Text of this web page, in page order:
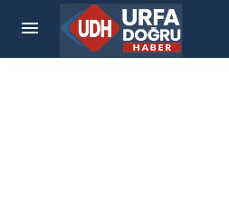
Şanlıurfa TEKNOFEST'e